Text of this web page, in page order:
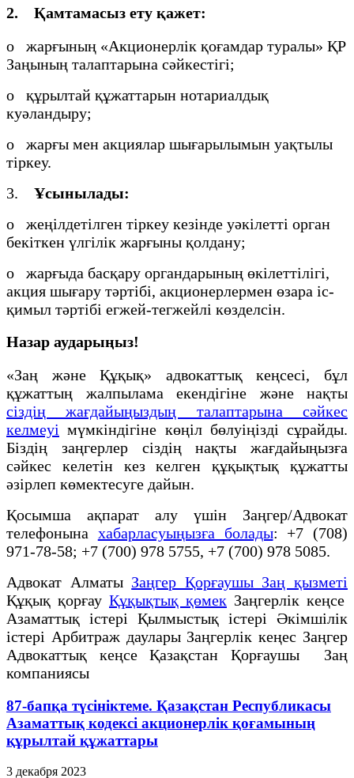
2. Қамтамасыз ету қажет:
o жарғының «Акционерлік қоғамдар туралы» ҚР
Заңының талаптарына сәйкестігі;
o құрылтай құжаттарын нотариалдық
куәландыру;
o жарғы мен акциялар шығарылымын уақтылы
тіркеу.
3. Ұсынылады:
o жеңілдетілген тіркеу кезінде уәкілетті орган
бекіткен үлгілік жарғыны қолдану;
o жарғыда басқару органдарының өкілеттілігі,
акция шығару тәртібі, акционерлермен өзара іс-
қимыл тәртібі егжей-тегжейлі көзделсін.
Назар аударыңыз!
«Заң және Құқық» адвокаттық кеңсесі, бұл
құжаттың жалпылама екендігіне және нақты
сіздің жағдайыңыздың талаптарына сәйкес
келмеуі мүмкіндігіне көңіл бөлуіңізді сұрайды.
Біздің заңгерлер сіздің нақты жағдайыңызға
сәйкес келетін кез келген құқықтық құжатты
әзірлеп көмектесуге дайын.
Қосымша ақпарат алу үшін Заңгер/Адвокат
телефонына хабарласуыңызға болады: +7 (708)
971-78-58; +7 (700) 978 5755, +7 (700) 978 5085.
Адвокат Алматы Заңгер Қорғаушы Заң қызметі
Құқық қорғау Құқықтық қөмек Заңгерлік кеңсе
Азаматтық істері Қылмыстық істері Әкімшілік
істері Арбитраж даулары Заңгерлік кеңес Заңгер
Адвокаттық кеңсе Қазақстан Қорғаушы Заң
компаниясы
87-бапқа түсініктеме. Қазақстан Республикасы
Азаматтық кодексі акционерлік қоғамының
құрылтай құжаттары
3 декабря 2023